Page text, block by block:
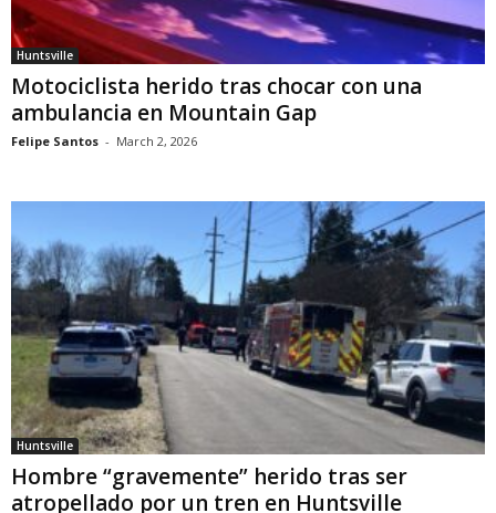
Huntsville
Motociclista herido tras chocar con una
ambulancia en Mountain Gap
Felipe Santos - March 2, 2026
Huntsville
Hombre “gravemente” herido tras ser
atropellado por un tren en Huntsville